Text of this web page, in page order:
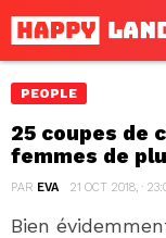
PEOPLE
25 coupes de
femmes de
PAR EVA 21 OCT 2018, ·
Bien